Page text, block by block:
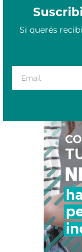
Si querés